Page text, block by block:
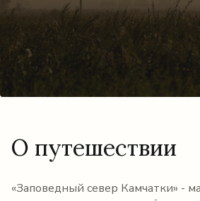
О путешествии
«Заповедный север Камчатки» -